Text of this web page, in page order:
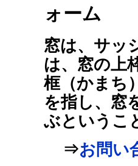
窓は、サッ
は、窓の上
框（かまち
を指し、窓
ぶというこ
⇒お問い